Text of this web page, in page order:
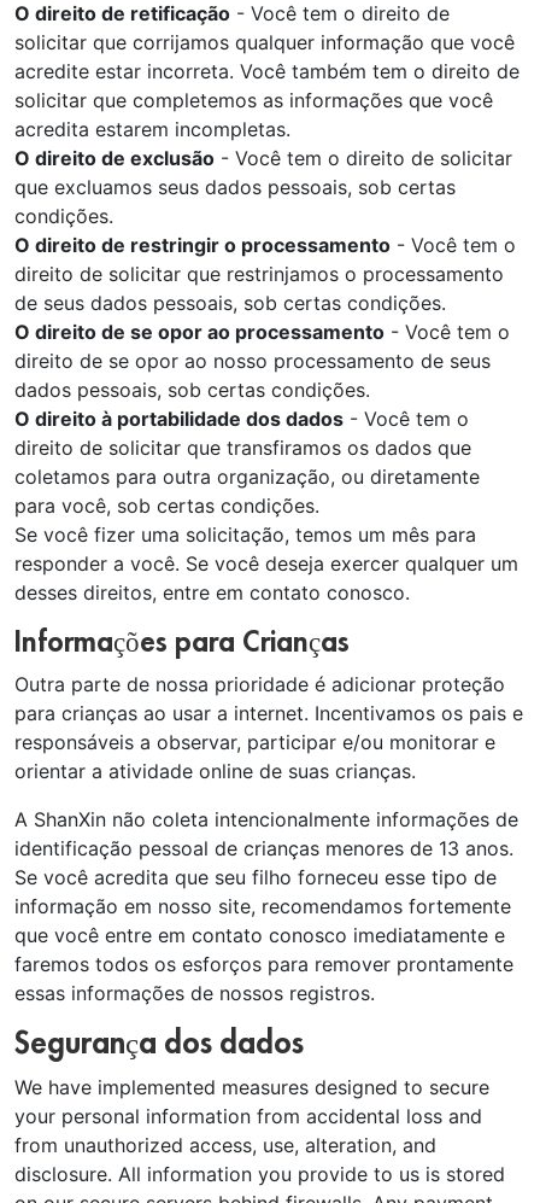
O direito de retificação - Você tem o direito de
solicitar que corrijamos qualquer informação que você
acredite estar incorreta. Você também tem o direito de
solicitar que completemos as informações que você
acredita estarem incompletas.
O direito de exclusão - Você tem o direito de solicitar
que excluamos seus dados pessoais, sob certas
condições.
O direito de restringir o processamento - Você tem o
direito de solicitar que restrinjamos o processamento
de seus dados pessoais, sob certas condições.
O direito de se opor ao processamento - Você tem o
direito de se opor ao nosso processamento de seus
dados pessoais, sob certas condições.
O direito à portabilidade dos dados - Você tem o
direito de solicitar que transfiramos os dados que
coletamos para outra organização, ou diretamente
para você, sob certas condições.
Se você fizer uma solicitação, temos um mês para
responder a você. Se você deseja exercer qualquer um
desses direitos, entre em contato conosco.
Informações para Crianças
Outra parte de nossa prioridade é adicionar proteção
para crianças ao usar a internet. Incentivamos os pais e
responsáveis a observar, participar e/ou monitorar e
orientar a atividade online de suas crianças.
A ShanXin não coleta intencionalmente informações de
identificação pessoal de crianças menores de 13 anos.
Se você acredita que seu filho forneceu esse tipo de
informação em nosso site, recomendamos fortemente
que você entre em contato conosco imediatamente e
faremos todos os esforços para remover prontamente
essas informações de nossos registros.
Segurança dos dados
We have implemented measures designed to secure
your personal information from accidental loss and
from unauthorized access, use, alteration, and
disclosure. All information you provide to us is stored